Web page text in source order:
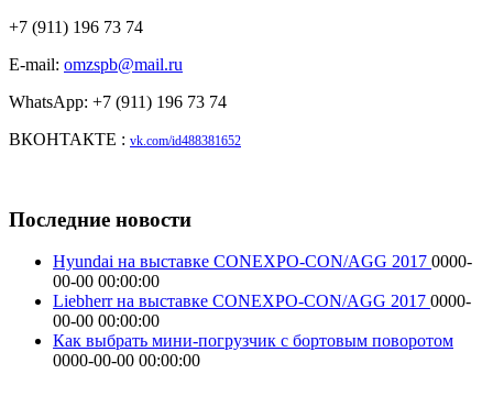
+7 (911) 196 73 74
E-mail: omzspb@mail.ru
WhatsApp: +7 (911) 196 73 74
ВКОНТАКТЕ : vk.com/id488381652
Последние новости
Hyundai на выставке CONEXPO-CON/AGG 2017 0000-
00-00 00:00:00
Liebherr на выставке CONEXPO-CON/AGG 2017 0000-
00-00 00:00:00
Как выбрать мини-погрузчик с бортовым поворотом
0000-00-00 00:00:00